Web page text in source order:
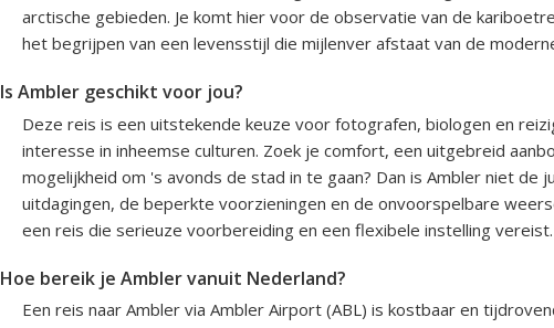
arctische gebieden. Je komt hier voor de observatie van de
het begrijpen van een levensstijl die mijlenver afstaat van de
Is Ambler geschikt voor jou?
Deze reis is een uitstekende keuze voor fotografen, biologen en
interesse in inheemse culturen. Zoek je comfort, een uitgebreid
mogelijkheid om 's avonds de stad in te gaan? Dan is Ambler niet de
uitdagingen, de beperkte voorzieningen en de onvoorspelbare
een reis die serieuze voorbereiding en een flexibele instelling vereist.
Hoe bereik je Ambler vanuit Nederland?
Een reis naar Ambler via Ambler Airport (ABL) is kostbaar en